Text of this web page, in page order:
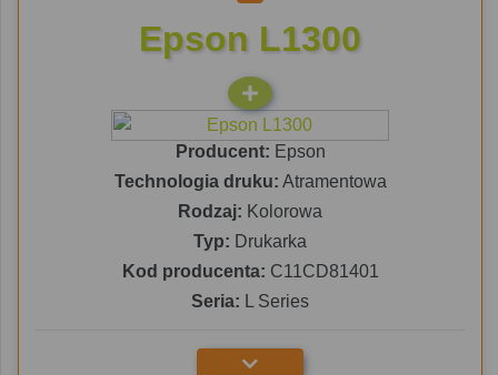
Epson L1300
Producent: Epson
Technologia druku: Atramentowa
Rodzaj: Kolorowa
Typ: Drukarka
Kod producenta: C11CD81401
Seria: L Series